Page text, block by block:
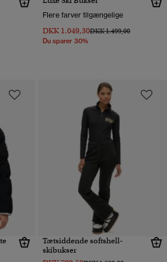
Flere farver tilgængelige
DKK 1.049,30Pris nedsat fra
DKK 1.499,00til
Du sparer 30%
Tætsiddende softshell-
skibukser